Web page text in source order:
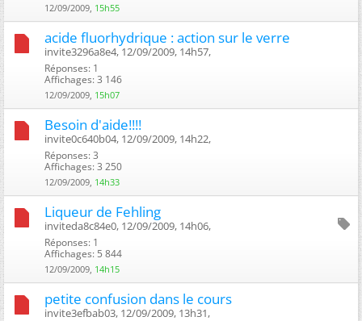
12/09/2009, 15h55
acide fluorhydrique : action sur le verre
invite3296a8e4, 12/09/2009, 14h57, ‎
Réponses: 1
Affichages: 3 146
12/09/2009, 15h07
Besoin d'aide!!!!
invite0c640b04, 12/09/2009, 14h22, ‎
Réponses: 3
Affichages: 3 250
12/09/2009, 14h33
Liqueur de Fehling
inviteda8c84e0, 12/09/2009, 14h06, ‎
Réponses: 1
Affichages: 5 844
12/09/2009, 14h15
petite confusion dans le cours
invite3efbab03, 12/09/2009, 13h31, ‎